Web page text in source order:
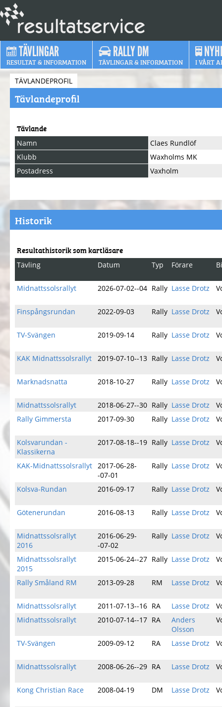
TÄVLINGAR
RESULTAT & INFORMATION
RALLY DM
TÄVLINGAR & INFORMATION I VÅRT
TÄVLANDEPROFIL
Tävlandeprofil
Tävlande
Namn
Claes Rundlöf
Klubb
Waxholms MK
Postadress
Vaxholm
Historik
Resultathistorik som kartläsare
Tävling Datum Typ Förare
Midnattssolsrallyt 2026-07-02--04 Rally Lasse Drotz
Finspångsrundan 2022-09-03 Rally Lasse Drotz
TV-Svängen 2019-09-14 Rally Lasse Drotz
KAK Midnattssolsrallyt 2019-07-10--13 Rally Lasse Drotz
Marknadsnatta 2018-10-27 Rally Lasse Drotz
Midnattssolsrallyt 2018-06-27--30 Rally Lasse Drotz
Rally Gimmersta
2017-09-30 Rally Lasse Drotz
Kolsvarundan -
Klassikerna
2017-08-18--19 Rally Lasse Drotz
KAK-Midnattssolsrallyt 2017-06-28-
-07-01
Rally Lasse Drotz
Kolsva-Rundan 2016-09-17 Rally Lasse Drotz
Götenerundan 2016-08-13 Rally Lasse Drotz
Midnattssolsrallyt
2016
2016-06-29-
-07-02
Rally Lasse Drotz
Midnattssolsrallyt
2015
2015-06-24--27 Rally Lasse Drotz
Rally Småland RM 2013-09-28 RM Lasse Drotz
Midnattssolsrallyt 2011-07-13--16 RA Lasse Drotz
Midnattssolsrallyt
2010-07-14--17 RA
Anders
Olsson
TV-Svängen 2009-09-12 RA Lasse Drotz
Midnattssolsrallyt 2008-06-26--29 RA Lasse Drotz
Kong Christian Race 2008-04-19 DM Lasse Drotz